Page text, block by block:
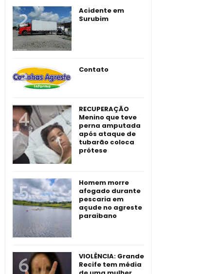
Acidente em
Surubim
Contato
RECUPERAÇÃO
Menino que teve
perna amputada
após ataque de
tubarão coloca
prótese
Homem morre
afogado durante
pescaria em
açude no agreste
paraibano
VIOLÊNCIA: Grande
Recife tem média